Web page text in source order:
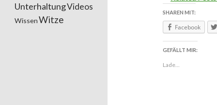
SHAREN MIT:
Facebook
GEFÄLLT MIR:
Lade...
UnterhaltungVideos
WissenWitze